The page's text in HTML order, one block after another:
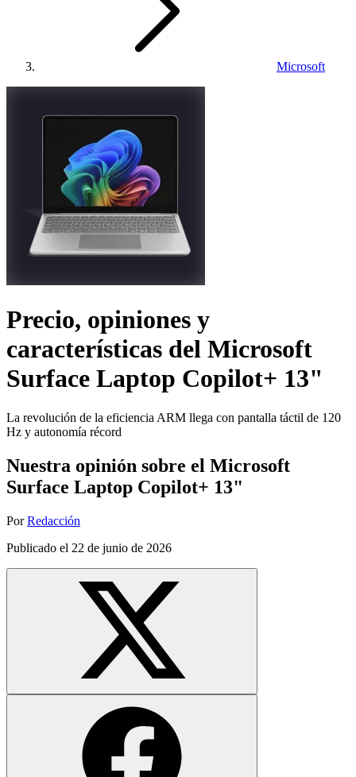
Microsoft
Precio, opiniones y
características del Microsoft
Surface Laptop Copilot+ 13"
La revolución de la eficiencia ARM llega con pantalla táctil de 120
Hz y autonomía récord
Nuestra opinión sobre el Microsoft
Surface Laptop Copilot+ 13"
Por Redacción
Publicado el 22 de junio de 2026